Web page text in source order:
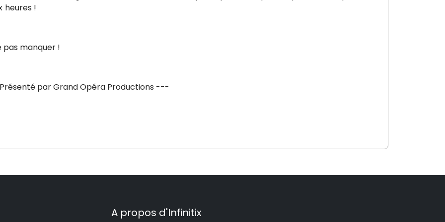
heures !
pas manquer !
par Grand Opéra Productions ---
A propos d'Infinitix